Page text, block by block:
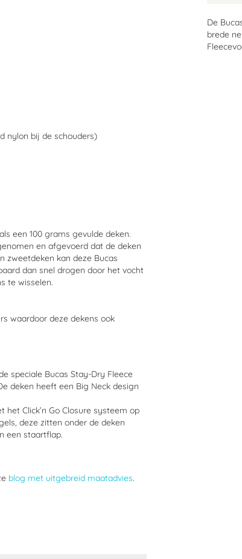
De
brede
nylon bij de schouders)
een 100 grams gevulde deken.
en afgevoerd dat de deken
zweetdeken kan deze Bucas
dan snel drogen door het vocht
te wisselen.
waardoor deze dekens ook
speciale Bucas Stay-Dry Fleece
deken heeft een Big Neck design
Click’n Go Closure systeem op
deze zitten onder de deken
een staartflap.
blog met uitgebreid maatadvies.